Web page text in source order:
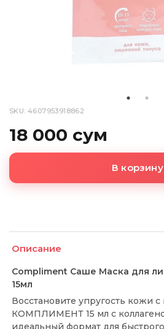
SKU: 4607953918862
18 000 сум
В корзину
Описание
Compliment Саше Маска для
15мл
Восстановите упругость кожи
КОМПЛИМЕНТ 15 мл с
идеальный формат для